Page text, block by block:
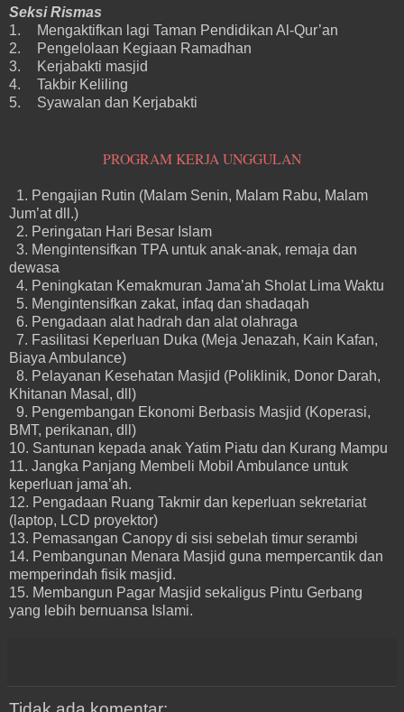
Seksi Rismas
1.
Mengaktifkan lagi Taman Pendidikan Al-Qur’an
2.
Pengelolaan Kegiaan Ramadhan
3.
Kerjabakti masjid
4.
Takbir Keliling
5.
Syawalan dan Kerjabakti
PROGRAM KERJA UNGGULAN
1. Pengajian Rutin (Malam Senin, Malam Rabu, Malam
Jum’at dll.)
2. Peringatan Hari Besar Islam
3. Mengintensifkan TPA untuk anak-anak, remaja dan
dewasa
4. Peningkatan Kemakmuran Jama’ah Sholat Lima Waktu
5. Mengintensifkan zakat, infaq dan shadaqah
6. Pengadaan alat hadrah dan alat olahraga
7. Fasilitasi Keperluan Duka (Meja Jenazah, Kain Kafan,
Biaya Ambulance)
8. Pelayanan Kesehatan Masjid (Poliklinik, Donor Darah,
Khitanan Masal, dll)
9. Pengembangan Ekonomi Berbasis Masjid (Koperasi,
BMT, perikanan, dll)
10. Santunan kepada anak Yatim Piatu dan Kurang Mampu
11. Jangka Panjang Membeli Mobil Ambulance untuk
keperluan jama’ah.
12. Pengadaan Ruang Takmir dan keperluan sekretariat
(laptop, LCD proyektor)
13. Pemasangan Canopy di sisi sebelah timur serambi
14. Pembangunan Menara Masjid guna mempercantik dan
memperindah fisik masjid.
15. Membangun Pagar Masjid sekaligus Pintu Gerbang
yang lebih bernuansa Islami.